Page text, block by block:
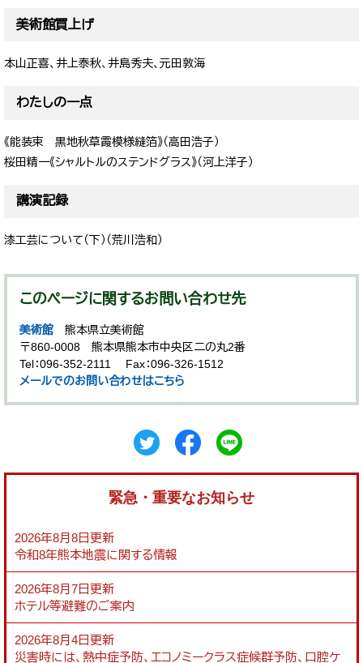
美術館買上げ
本山正喜、井上泰秋、井島秀夫、元田敦海
わたしの一点
《能装束 黒地秋草霞模様縫箔》（高田浩子）
桜田精一《シャルトルのステンドグラス》（河上洋子）
講演記録
漆工芸について（下）（荒川浩和）
このページに関するお問い合わせ先
美術館
熊本県立美術館
〒860-0008
熊本県熊本市中央区二の丸2番
Tel：096-352-2111
Fax：096-326-1512
メールでのお問い合わせはこちら
緊急・重要なお知らせ
2026年8月8日更新
令和8年熊本地震に関する情報
2026年8月7日更新
ホテル等避難のご案内
2026年8月4日更新
災害時には、熱中症予防、エコノミークラス症候群予防、口腔ケ